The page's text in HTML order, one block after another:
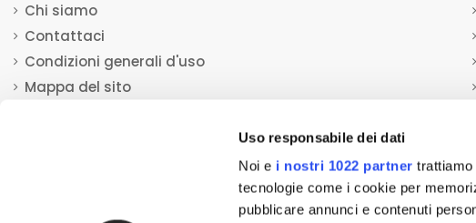
Uso responsabile dei dati
Noi e i nostri 1022 partner
tecnologie come i cookie per
pubblicare annunci e contenuti
Chi siamo
Contattaci
Condizioni generali d'uso
Mappa del sito
© 2013-2023 Ecofarma. Tutti i diritti riservati.Mediacom S.r.la Socio